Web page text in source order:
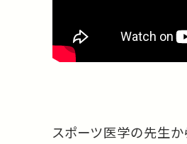
スポーツ医学の先生か